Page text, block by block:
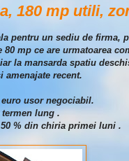
180 mp utili,
pentru un sediu de firma,
80 mp ce are urmatoarea
la mansarda spatiu
amenajate recent.
usor negociabil.
lung .
% din chiria primei luni .